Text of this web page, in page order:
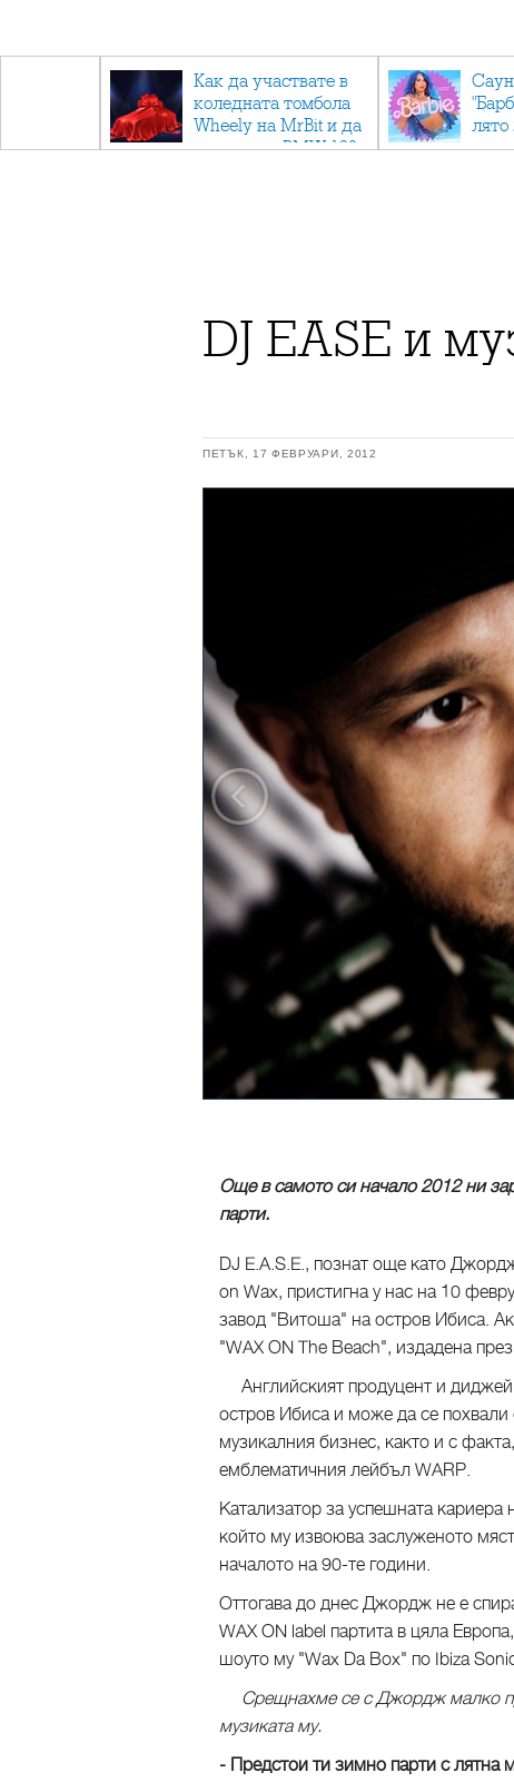
Как да участвате в
коледната томбола
Wheely на MrBit и да
спечелите BMW 120
лято
DJ EASE и
ПЕТЪК, 17 ФЕВРУАРИ, 2012
Още в самото си начало 2012 ни
парти.
DJ E.A.S.E., познат още като
on Wax, пристигна у нас на 10
завод "Витоша" на остров Ибиса.
"WAX ОN The Beach", издадена
Английският продуцент и диджей
остров Ибиса и може да се похвали
музикалния бизнес, както и с
емблематичния лейбъл WARP.
Катализатор за успешната кариера
който му извоюва заслуженото
началото на 90-те години.
Оттогава до днес Джордж не е
WAX ON label партита в цяла
шоуто му "Wax Da Box" по Ibiza
Срещнахме се с Джордж малко
музиката му.
- Предстои ти зимно парти с лятна